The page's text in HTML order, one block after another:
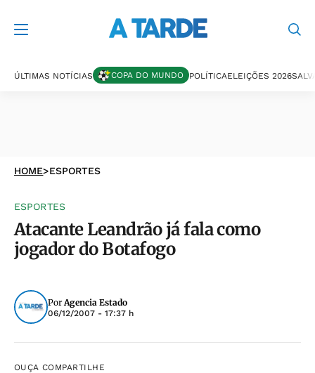
ÚLTIMAS NOTÍCIAS COPA DO MUNDO POLÍTICAELEIÇÕES 2026
HOME>ESPORTES
ESPORTES
Atacante Leandrão já fala como
jogador do Botafogo
PorAgencia Estado
06/12/2007 - 17:37 h
OUÇA COMPARTILHE